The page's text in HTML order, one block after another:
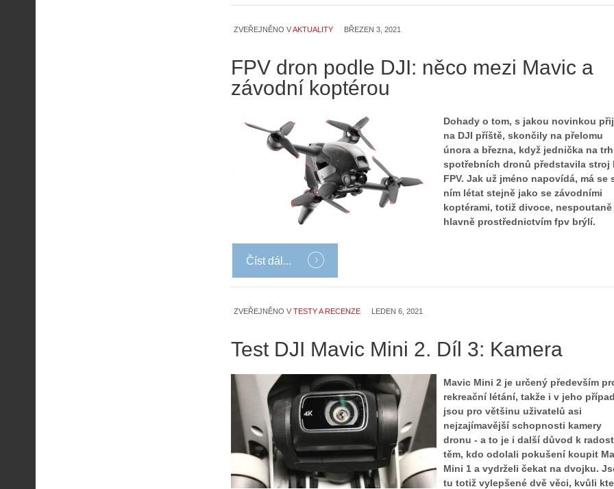
ZVEŘEJNĚNO VAKTUALITY BŘEZEN 3, 2021
FPV dron podle DJI: něco mezi Mavic a
závodní koptérou
Dohady o tom, s jakou novinkou
na DJI příště, skončily na přelomu
února a března, když jednička na
spotřebních dronů představila stroj
FPV. Jak už jméno napovídá, má se
ním létat stejně jako se závodními
koptérami, totiž divoce, nespoutaně
hlavně prostřednictvím fpv brýlí.
Číst dál...
ZVEŘEJNĚNO V TESTY A RECENZE LEDEN 6, 2021
Test DJI Mavic Mini 2. Díl 3: Kamera
Mavic Mini 2 je určený především
rekreační létání, takže i v jeho
jsou pro většinu uživatelů asi
nejzajímavější schopnosti kamery
dronu - a to je i další důvod k
těm, kdo odolali pokušení koupit
Mini 1 a vydrželi čekat na dvojku.
tu totiž vylepšené dvě věci, kvůli